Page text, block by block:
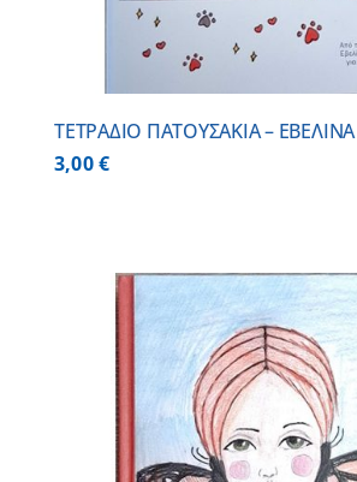
ΤΕΤΡΑΔΙΟ ΠΑΤΟΥΣΑΚΙΑ – ΕΒΕΛΙΝΑ
3,00€